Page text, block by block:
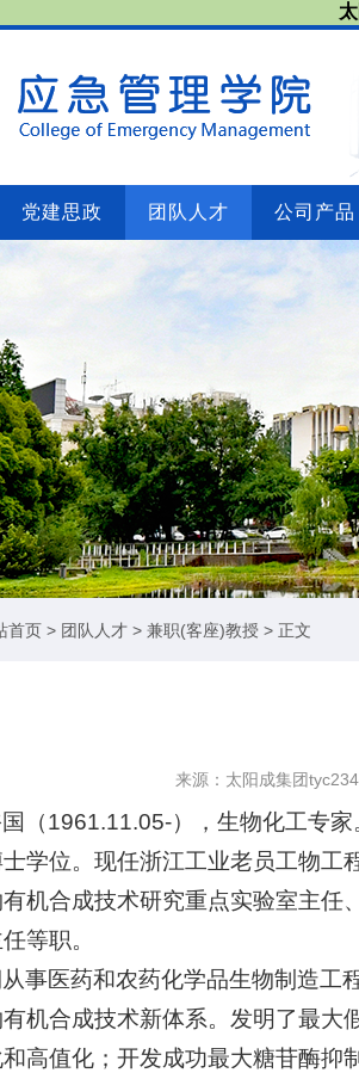
党建思政 团队人才 公司产品
首页 > 团队人才 > 兼职(客座)教授 > 正文
来源：太阳成集团
（1961.11.05-），生物化工专
学位。现任浙江工业老员工物工
机合成技术研究重点实验室主任
等职。
事医药和农药化学品生物制造工
机合成技术新体系。发明了最大
高值化；开发成功最大糖苷酶抑